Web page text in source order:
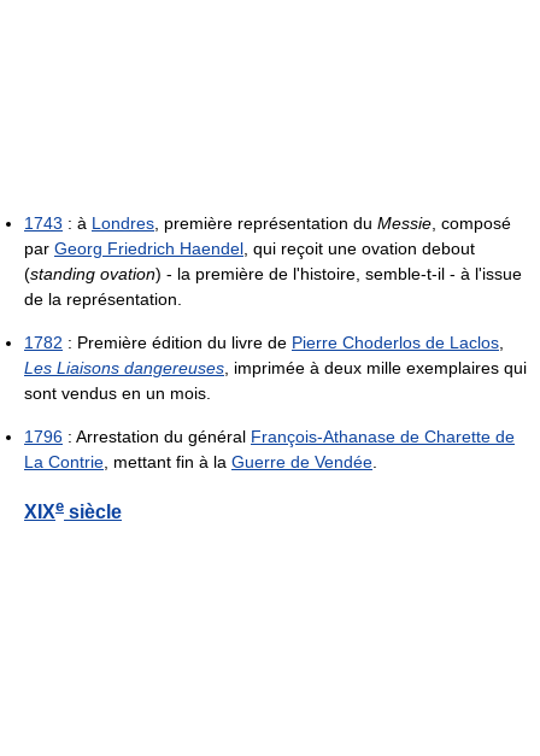
1743 : à Londres , première représentation du Messie , composé
par Georg Friedrich Haendel , qui reçoit une ovation debout
(standing ovation) - la première de l'histoire, semble-t-il - à l'issue
de la représentation.
1782 : Première édition du livre de Pierre Choderlos de Laclos
Les Liaisons dangereuses , imprimée à deux mille exemplaires qui
sont vendus en un mois.
1796 : Arrestation du général François-Athanase de Charette de
La Contrie , mettant fin à la Guerre de Vendée
XIXe siècle